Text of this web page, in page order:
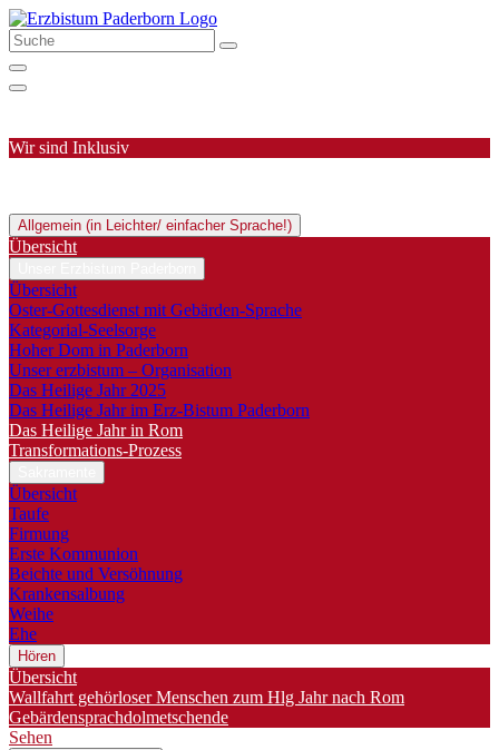
Wir sind Inklusiv
Allgemein (in Leichter/ einfacher Sprache!)
Übersicht
Übersicht
Oster-Gottesdienst mit Gebärden-Sprache
Kategorial-Seelsorge
Hoher Dom in Paderborn
Unser erzbistum – Organisation
Das Heilige Jahr 2025
Das Heilige Jahr im Erz-Bistum Paderborn
Das Heilige Jahr in Rom
Transformations-Prozess
Übersicht
Taufe
Firmung
Erste Kommunion
Beichte und Versöhnung
Krankensalbung
Weihe
Ehe
Hören
Übersicht
Wallfahrt gehörloser Menschen zum Hlg Jahr nach Rom
Gebärdensprachdolmetschende
Sehen